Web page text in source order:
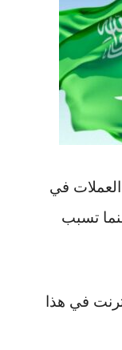
العملات في
تسبب
في هذا